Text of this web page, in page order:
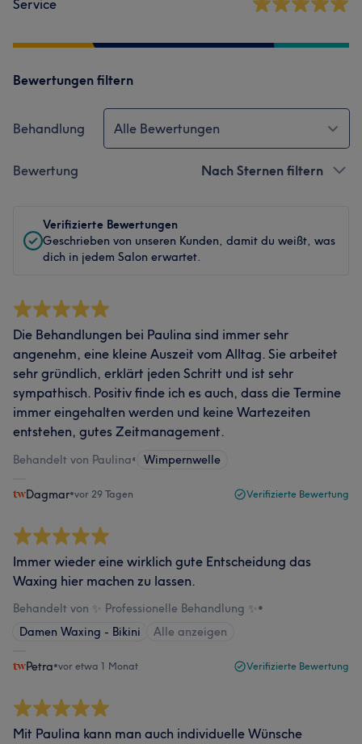
Service
Bewertungen filtern
Behandlung Alle Bewertungen
Bewertung Nach Sternen filtern
Verifizierte Bewertungen
Geschrieben von unseren Kunden, damit du weißt, was
dich in jedem Salon erwartet.
Die Behandlungen bei Paulina sind immer sehr
angenehm, eine kleine Auszeit vom Alltag. Sie arbeitet
sehr gründlich, erklärt jeden Schritt und ist sehr
sympathisch. Positiv finde ich es auch, dass die Termine
immer eingehalten werden und keine Wartezeiten
entstehen, gutes Zeitmanagement.
Behandelt von Paulina• Wimpernwelle
Dagmar•vor 29 Tagen Verifizierte Bewertung
Immer wieder eine wirklich gute Entscheidung das
Waxing hier machen zu lassen.
Behandelt von ✨ Professionelle Behandlung ✨ •
Damen Waxing - Bikini
Alle anzeigen
Petra•vor etwa 1 Monat Verifizierte Bewertung
Mit Paulina kann man auch individuelle Wünsche